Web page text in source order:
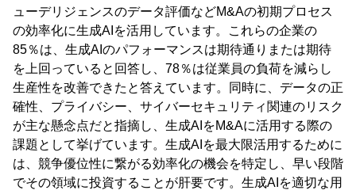
ューデリジェンスのデータ評価などM&Aの初期プロセス
の効率化に生成AIを活用しています。これらの企業の
85％は、生成AIのパフォーマンスは期待通りまたは期待
を上回っていると回答し、78％は従業員の負荷を減らし
生産性を改善できたと答えています。同時に、データの正
確性、プライバシー、サイバーセキュリティ関連のリスク
が主な懸念点だと指摘し、生成AIをM&Aに活用する際の
課題として挙げています。生成AIを最大限活用するために
は、競争優位性に繋がる効率化の機会を特定し、早い段階
でその領域に投資することが肝要です。生成AIを適切な用